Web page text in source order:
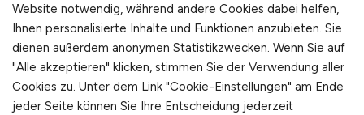
Stellenanzeigen schalten
Mediadaten & Konditionen
Arbeitgeber Seite
Arbeitgeber Kontakt
Website notwendig, während andere Cookies dabei helfen,
Ihnen personalisierte Inhalte und Funktionen anzubieten. Sie
dienen außerdem anonymen Statistikzwecken. Wenn Sie auf
"Alle akzeptieren" klicken, stimmen Sie der Verwendung aller
Cookies zu. Unter dem Link "Cookie-Einstellungen" am Ende
jeder Seite können Sie Ihre Entscheidung jederzeit